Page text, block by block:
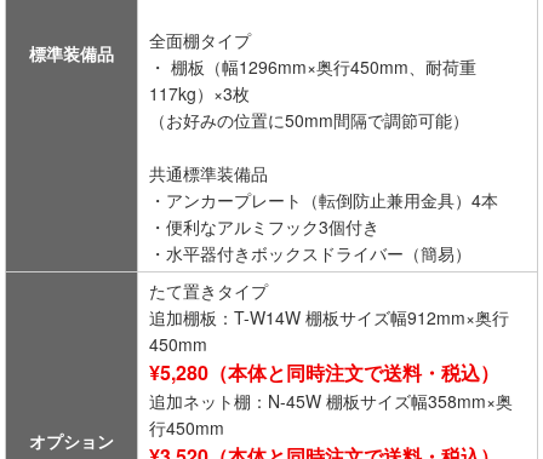
標準装備品
全面棚タイプ
・ 棚板（幅1296mm×奥行450mm、耐荷重
117kg）×3枚
（お好みの位置に50mm間隔で調節可能）
共通標準装備品
・アンカープレート（転倒防止兼用金具）4本
・便利なアルミフック3個付き
・水平器付きボックスドライバー（簡易）
オプション
たて置きタイプ
追加棚板：T-W14W 棚板サイズ幅912mm×奥行
450mm
¥5,280（本体と同時注文で送料・税込）
追加ネット棚：N-45W 棚板サイズ幅358mm×奥
行450mm